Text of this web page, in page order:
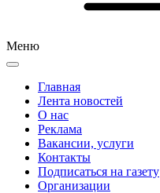
Меню
Главная
Лента новостей
О нас
Реклама
Вакансии, услуги
Контакты
Подписаться на газету
Организации